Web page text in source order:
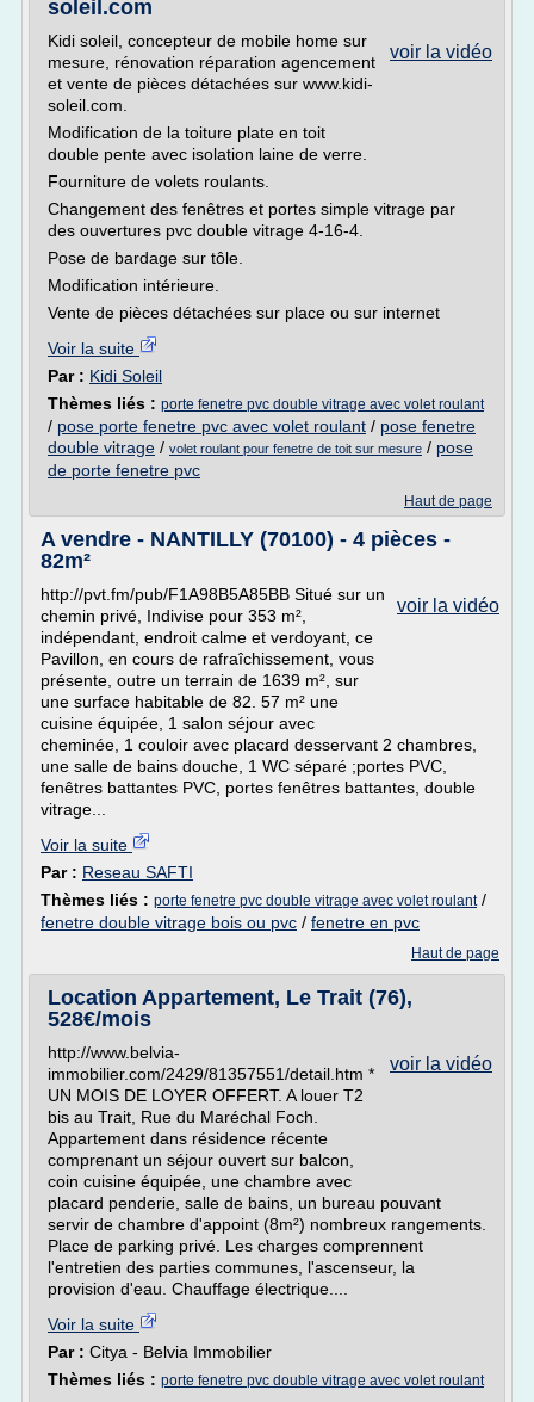
soleil.com
voir la vidéo
Kidi soleil, concepteur de mobile home sur
mesure, rénovation réparation agencement
et vente de pièces détachées sur www.kidi-
soleil.com.
Modification de la toiture plate en toit
double pente avec isolation laine de verre.
Fourniture de volets roulants.
Changement des fenêtres et portes simple vitrage par
des ouvertures pvc double vitrage 4-16-4.
Pose de bardage sur tôle.
Modification intérieure.
Vente de pièces détachées sur place ou sur internet
Voir la suite
Par : Kidi Soleil
Thèmes liés : porte fenetre pvc double vitrage avec volet roulant
/ pose porte fenetre pvc avec volet roulant / pose fenetre
double vitrage / volet roulant pour fenetre de toit sur mesure / pose
de porte fenetre pvc
Haut de page
A vendre - NANTILLY (70100) - 4 pièces -
82m²
voir la vidéo
http://pvt.fm/pub/F1A98B5A85BB Situé sur un
chemin privé, Indivise pour 353 m²,
indépendant, endroit calme et verdoyant, ce
Pavillon, en cours de rafraîchissement, vous
présente, outre un terrain de 1639 m², sur
une surface habitable de 82. 57 m² une
cuisine équipée, 1 salon séjour avec
cheminée, 1 couloir avec placard desservant 2 chambres,
une salle de bains douche, 1 WC séparé ;portes PVC,
fenêtres battantes PVC, portes fenêtres battantes, double
vitrage...
Voir la suite
Par : Reseau SAFTI
Thèmes liés : porte fenetre pvc double vitrage avec volet roulant/
fenetre double vitrage bois ou pvc / fenetre en pvc
Haut de page
Location Appartement, Le Trait (76),
528€/mois
voir la vidéo
http://www.belvia-
immobilier.com/2429/81357551/detail.htm *
UN MOIS DE LOYER OFFERT. A louer T2
bis au Trait, Rue du Maréchal Foch.
Appartement dans résidence récente
comprenant un séjour ouvert sur balcon,
coin cuisine équipée, une chambre avec
placard penderie, salle de bains, un bureau pouvant
servir de chambre d'appoint (8m²) nombreux rangements.
Place de parking privé. Les charges comprennent
l'entretien des parties communes, l'ascenseur, la
provision d'eau. Chauffage électrique....
Voir la suite
Par : Citya - Belvia Immobilier
Thèmes liés : porte fenetre pvc double vitrage avec volet roulant